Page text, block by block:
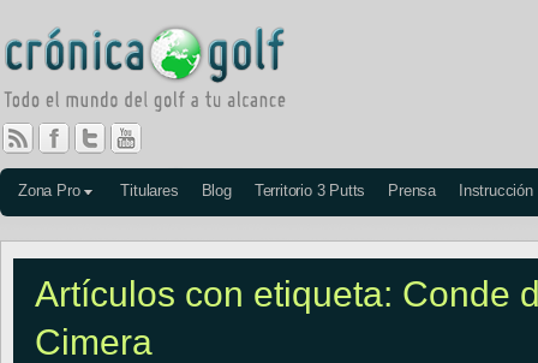
Zona Pro Titulares Blog Territorio 3 Putts Prensa Instrucción
Artículos con etiqueta: Conde
Cimera